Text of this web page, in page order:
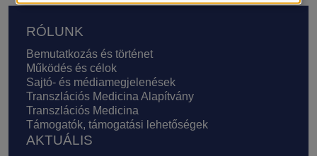
Lábléc
RÓLUNK
Bemutatkozás és történet
Működés és célok
Sajtó- és médiamegjelenések
Transzlációs Medicina Alapítvány
Transzlációs Medicina
Támogatók, támogatási lehetőségek
AKTUÁLIS